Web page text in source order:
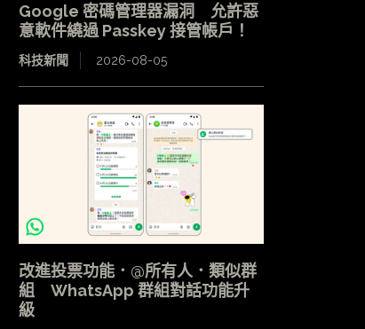
Google 密碼管理器漏洞 允許惡
意軟件繞過 Passkey 接管帳戶！
科技新聞 2026-08-05
改進投票功能．@所有人．類似群
組 WhatsApp 群組對話功能升
級